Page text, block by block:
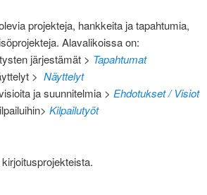
projekteja, hankkeita ja tapahtumia,
Alavalikoissa on:
järjestämät > Tapahtumat
> Näyttelyt
ja suunnitelmia > Ehdotukset / Visiot
> Kilpailutyöt